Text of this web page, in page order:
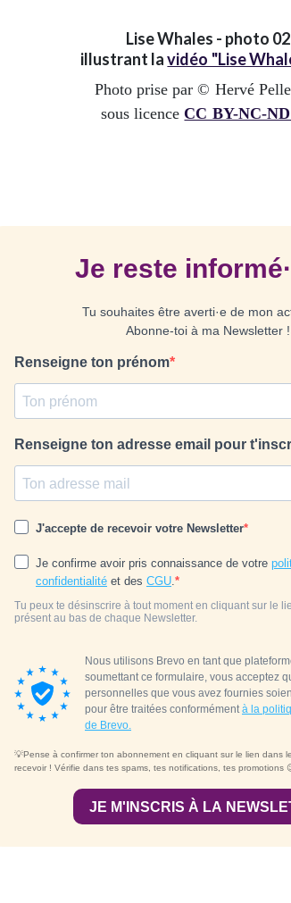
Lise Whales - photo 02
illustrant lavidéo "Lise
Photo prise par © Hervé
sous licence CC BY-NC-